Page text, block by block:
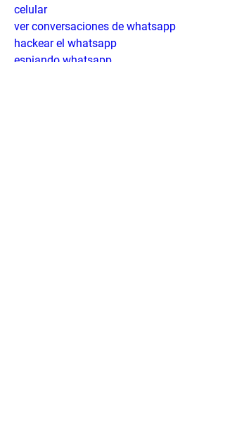
celular
ver conversaciones de whatsapp
hackear el whatsapp
espiando whatsapp